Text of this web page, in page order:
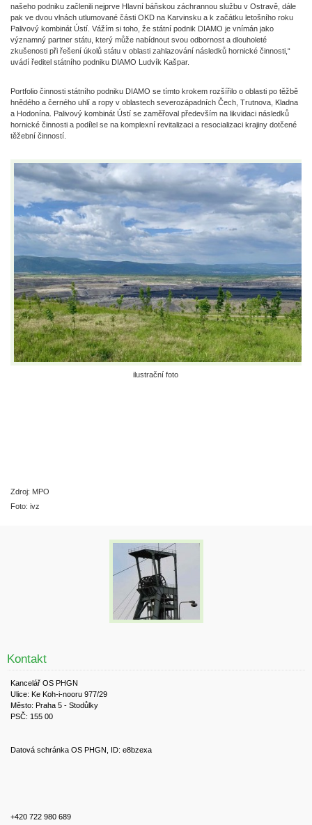
našeho podniku začlenili nejprve Hlavní báňskou záchrannou službu v Ostravě, dále
pak ve dvou vlnách utlumované části OKD na Karvinsku a k začátku letošního roku
Palivový kombinát Ústí. Vážím si toho, že státní podnik DIAMO je vnímán jako
významný partner státu, který může nabídnout svou odbornost a dlouholeté
zkušenosti při řešení úkolů státu v oblasti zahlazování následků hornické činnosti,“
uvádí ředitel státního podniku DIAMO Ludvík Kašpar.
Portfolio činnosti státního podniku DIAMO se tímto krokem rozšířilo o oblasti po těžbě
hnědého a černého uhlí a ropy v oblastech severozápadních Čech, Trutnova, Kladna
a Hodonína. Palivový kombinát Ústí se zaměřoval především na likvidaci následků
hornické činnosti a podílel se na komplexní revitalizaci a resocializaci krajiny dotčené
těžební činností.
ilustrační foto
Zdroj: MPO
Foto: ivz
Kontakt
Kancelář OS PHGN
Ulice: Ke Koh-i-nooru 977/29
Město: Praha 5 - Stodůlky
PSČ: 155 00
Datová schránka OS PHGN, ID: e8bzexa
+420 722 980 689